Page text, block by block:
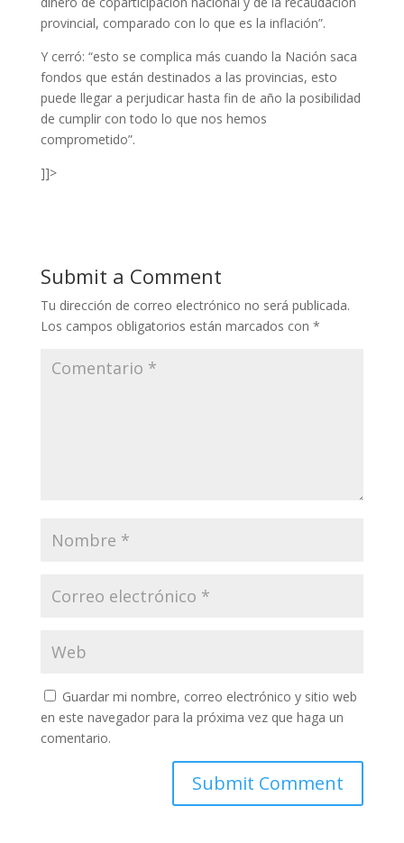
provincial, comparado con lo que es la inflación”.
Y cerró: “esto se complica más cuando la Nación saca
fondos que están destinados a las provincias, esto
puede llegar a perjudicar hasta fin de año la posibilidad
de cumplir con todo lo que nos hemos
comprometido”.
]]>
Submit a Comment
Tu dirección de correo electrónico no será publicada.
Los campos obligatorios están marcados con *
Guardar mi nombre, correo electrónico y sitio web
en este navegador para la próxima vez que haga un
comentario.